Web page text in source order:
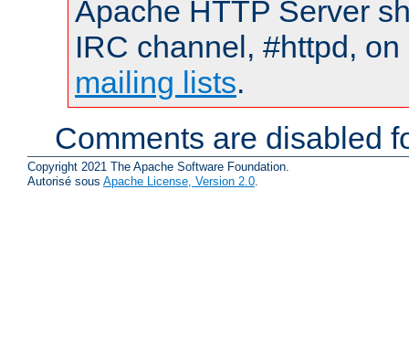
Apache HTTP Server
IRC channel, #httpd,
mailing lists.
Comments are disabled
Copyright 2021 The Apache Software Foundation.
Autorisé sous Apache License, Version 2.0.